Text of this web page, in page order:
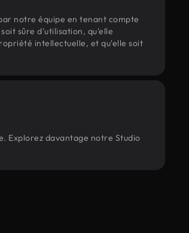
notre équipe en tenant compte
sûre d'utilisation, qu'elle
intellectuelle, et qu'elle soit
Explorez davantage notre Studio